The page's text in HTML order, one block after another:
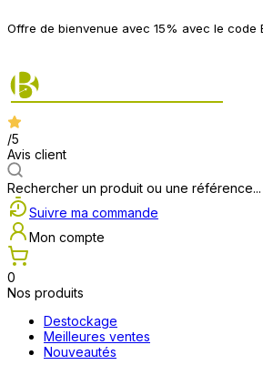
Offre de bienvenue avec 15% avec le code
/5
Avis client
Rechercher un produit ou une référence...
Suivre ma commande
Mon compte
0
Nos produits
Destockage
Meilleures ventes
Nouveautés